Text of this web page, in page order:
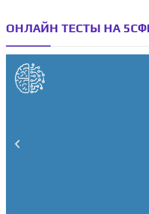
ОНЛАЙН ТЕСТЫ НА